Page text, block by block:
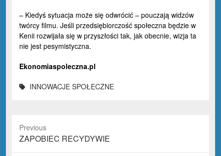
– Kiedyś sytuacja może się odwrócić – pouczają widzów
twórcy filmu. Jeśli przedsiębiorczość społeczna będzie w
Kenii rozwijała się w przyszłości tak, jak obecnie, wizja ta
nie jest pesymistyczna.
Ekonomiaspoleczna.pl
INNOWACJE SPOŁECZNE
Previous
Previous
post:
ZAPOBIEC RECYDYWIE